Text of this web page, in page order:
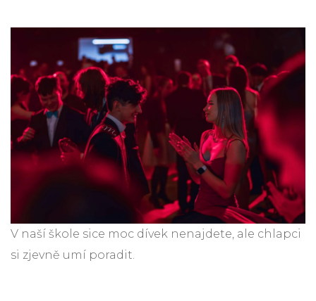
V naší škole sice moc dívek nenajdete, ale chlapci
si zjevně umí poradit.